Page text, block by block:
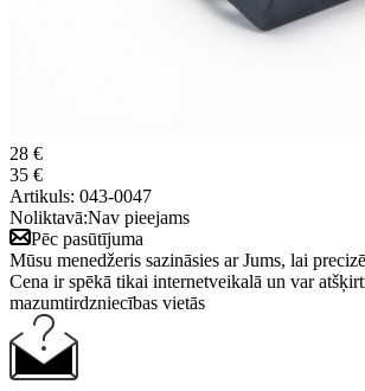
28 €
35 €
Artikuls: 043-0047
Noliktavā:Nav pieejams
Pēc pasūtījuma
Mūsu menedžeris sazināsies ar Jums, lai
Cena ir spēkā tikai internetveikalā un var
mazumtirdzniecības vietās